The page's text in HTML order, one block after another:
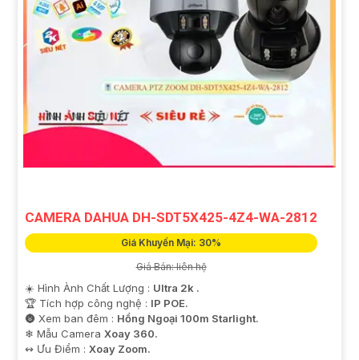
CAMERA DAHUA DH-SDT5X425-4Z4-WA-2812
Giá Khuyến Mại: 30%
Giá Bán: liên hệ
☀️ Hình Ành Chất Lượng : Ultra 2k .
🏆 Tích hợp công nghệ : IP POE.
🌚 Xem ban đêm : Hồng Ngoại 100m Starlight.
❄ Mẫu Camera Xoay 360.
️↭ Ưu Điểm : Xoay Zoom.